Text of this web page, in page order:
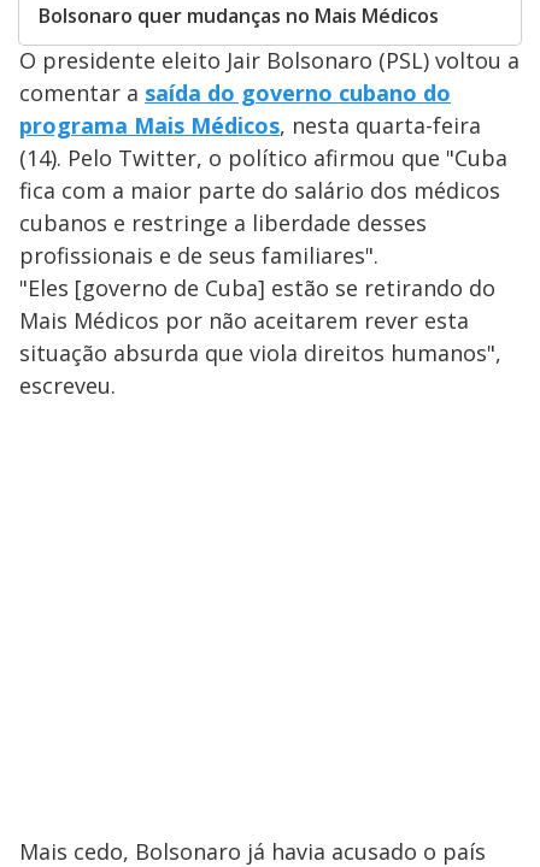
Bolsonaro quer mudanças no Mais Médicos
O presidente eleito Jair Bolsonaro (PSL) voltou a
comentar a saída do governo cubano do
programa Mais Médicos, nesta quarta-feira
(14). Pelo Twitter, o político afirmou que "Cuba
fica com a maior parte do salário dos médicos
cubanos e restringe a liberdade desses
profissionais e de seus familiares".
"Eles [governo de Cuba] estão se retirando do
Mais Médicos por não aceitarem rever esta
situação absurda que viola direitos humanos",
escreveu.
Mais cedo, Bolsonaro já havia acusado o país